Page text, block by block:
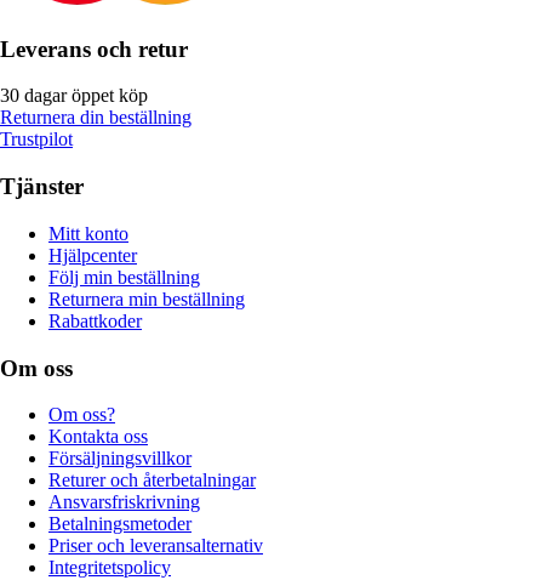
Leverans och retur
30 dagar öppet köp
Returnera din beställning
Trustpilot
Tjänster
Mitt konto
Hjälpcenter
Följ min beställning
Returnera min beställning
Rabattkoder
Om oss
Om oss?
Kontakta oss
Försäljningsvillkor
Returer och återbetalningar
Ansvarsfriskrivning
Betalningsmetoder
Priser och leveransalternativ
Integritetspolicy